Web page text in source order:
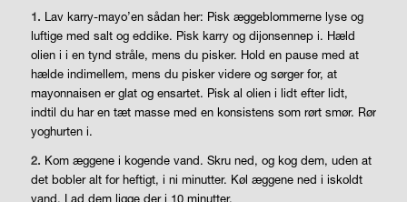
1. Lav karry-mayo’en sådan her: Pisk æggeblommerne lyse og
luftige med salt og eddike. Pisk karry og dijon­sennep i. Hæld
olien i i en tynd stråle, mens du pisker. Hold en pause med at
hælde indimellem, mens du pisker videre og sørger for, at
mayonnaisen er glat og ensartet. Pisk al olien i lidt efter lidt,
indtil du har en tæt masse med en konsistens som rørt smør. Rør
yoghurten i.
2. Kom æggene i kogende vand. Skru ned, og kog dem, uden at
det bobler alt for heftigt, i ni minutter. Køl æggene ned i iskoldt
vand. Lad dem ligge der i 10 minutter.